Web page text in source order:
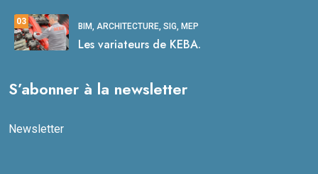
03 BIM, ARCHITECTURE, SIG, MEP
Les variateurs de KEBA.
S’abonner à la newsletter
Newsletter